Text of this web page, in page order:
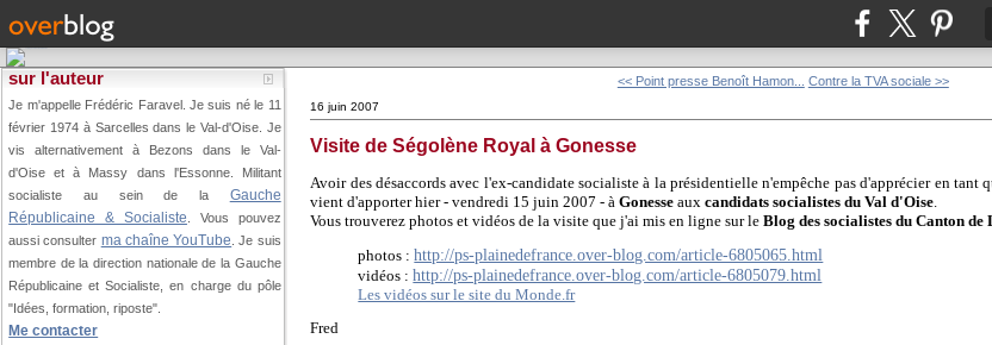
sur l'auteur
Je m'appelle Frédéric Faravel. Je suis né le 11
février 1974 à Sarcelles dans le Val-d'Oise. Je
vis alternativement à Bezons dans le Val-
d'Oise et à Massy dans l'Essonne. Militant
socialiste au sein de la Gauche
Républicaine & Socialiste . Vous pouvez
aussi consulter ma chaîne YouTube . Je suis
membre de la direction nationale de la Gauche
Républicaine et Socialiste, en charge du pôle
"Idées, formation, riposte".
Me contacter
<< Point presse Benoît Hamon... Contre la TVA sociale >>
16 juin 2007
Visite de Ségolène Royal à Gonesse
Avoir des désaccords avec l'ex-candidate socialiste à la présidentielle n'empêche pas d'apprécier en tant
vient d'apporter hier - vendredi 15 juin 2007 - àGonesse auxcandidats socialistes du Val d'Oise
Vous trouverez photos et vidéos de la visite que j'ai mis en ligne sur leBlog des socialistes du Canton de
photos :http://ps-plainedefrance.over-blog.com/article-6805065.html
vidéos :http://ps-plainedefrance.over-blog.com/article-6805079.html
Les vidéos sur le site du Monde.fr
Fred